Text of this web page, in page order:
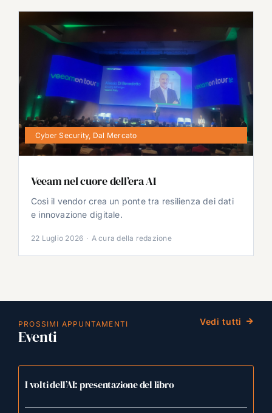
Cyber Security, Dal Mercato
Veeam nel cuore dell’era AI
Così il vendor crea un ponte tra resilienza dei dati
e innovazione digitale.
22 Luglio 2026 · A cura della redazione
PROSSIMI APPUNTAMENTI
Eventi
Vedi tutti
I volti dell’AI: presentazione del libro